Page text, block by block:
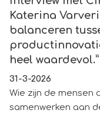
Katerina Varveri
balanceren
heel waardevol.”
31-3-2026
Wie zijn de mensen
samenwerken aan